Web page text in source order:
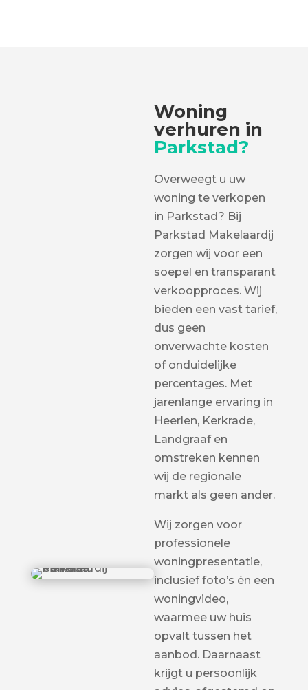
Woning
verhuren in
Parkstad?
Overweegt u uw
woning te verkopen
in Parkstad? Bij
Parkstad Makelaardij
zorgen wij voor een
soepel en transparant
verkoopproces. Wij
bieden een vast tarief,
dus geen
onverwachte kosten
of onduidelijke
percentages. Met
jarenlange ervaring in
Heerlen, Kerkrade,
Landgraaf en
omstreken kennen
wij de regionale
markt als geen ander.
Wij zorgen voor
professionele
woningpresentatie,
inclusief foto’s én een
woningvideo,
waarmee uw huis
opvalt tussen het
aanbod. Daarnaast
krijgt u persoonlijk